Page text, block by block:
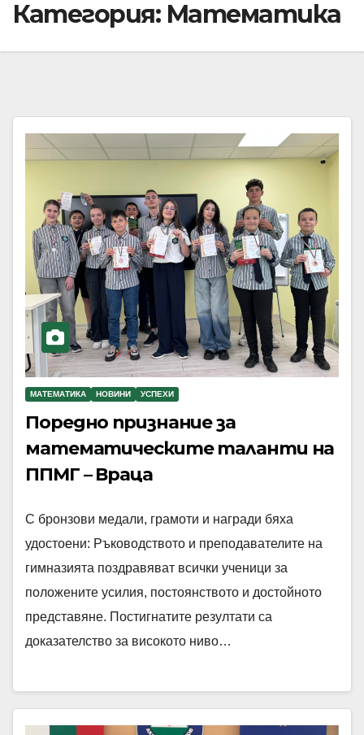
Категория: Математика
МАТЕМАТИКА НОВИНИ УСПЕХИ
Поредно признание за
математическите таланти на
ППМГ – Враца
С бронзови медали, грамоти и награди бяха
удостоени: Ръководството и преподавателите на
гимназията поздравяват всички ученици за
положените усилия, постоянството и достойното
представяне. Постигнатите резултати са
доказателство за високото ниво…